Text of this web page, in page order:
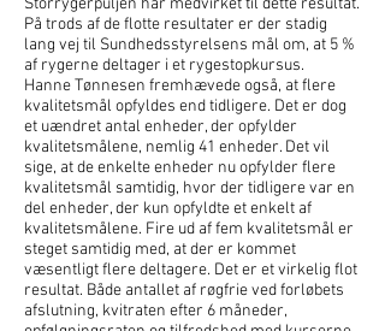
Storrygerpuljen har medvirket til dette resultat.
På trods af de flotte resultater er der stadig
lang vej til Sundhedsstyrelsens mål om, at 5 %
af rygerne deltager i et rygestopkursus.
Hanne Tønnesen fremhævede også, at flere
kvalitetsmål opfyldes end tidligere. Det er dog
et uændret antal enheder, der opfylder
kvalitetsmålene, nemlig 41 enheder. Det vil
sige, at de enkelte enheder nu opfylder flere
kvalitetsmål samtidig, hvor der tidligere var en
del enheder, der kun opfyldte et enkelt af
kvalitetsmålene. Fire ud af fem kvalitetsmål er
steget samtidig med, at der er kommet
væsentligt flere deltagere. Det er et virkelig flot
resultat. Både antallet af røgfrie ved forløbets
afslutning, kvitraten efter 6 måneder,